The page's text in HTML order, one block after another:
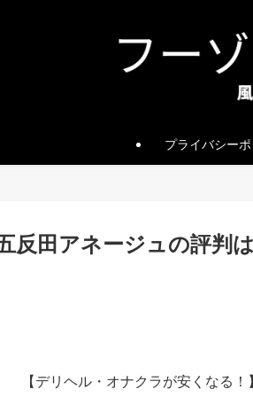
プライバシー
反田アネージュの評判
【デリヘル・オナクラが安くなる！